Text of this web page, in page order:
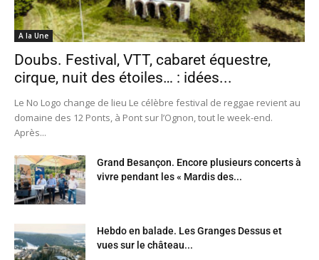
A la Une
Doubs. Festival, VTT, cabaret équestre,
cirque, nuit des étoiles… : idées...
Le No Logo change de lieu Le célèbre festival de reggae revient au
domaine des 12 Ponts, à Pont sur l’Ognon, tout le week-end.
Après...
Grand Besançon. Encore plusieurs concerts à
vivre pendant les « Mardis des...
Hebdo en balade. Les Granges Dessus et
vues sur le château...